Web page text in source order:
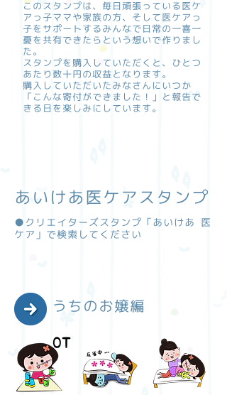
このスタンプは、毎日頑張っている医ケ
アっ子ママや家族の方、そして医ケアっ
子をサポートする みんなで日常の一喜一
憂を共有できたらという想い で作りまし
た。
スタンプを購入していただくと、ひとつ
あたり数十円の収益となります。
購入していただいたみなさんにいつか
「こんな寄付ができました！」と報告で
きる日を楽しみにしています。
あいけあ医ケアスタンプ
●クリエイターズスタンプ「あいけあ 医
ケア」で検索してください
​うちのお嬢編